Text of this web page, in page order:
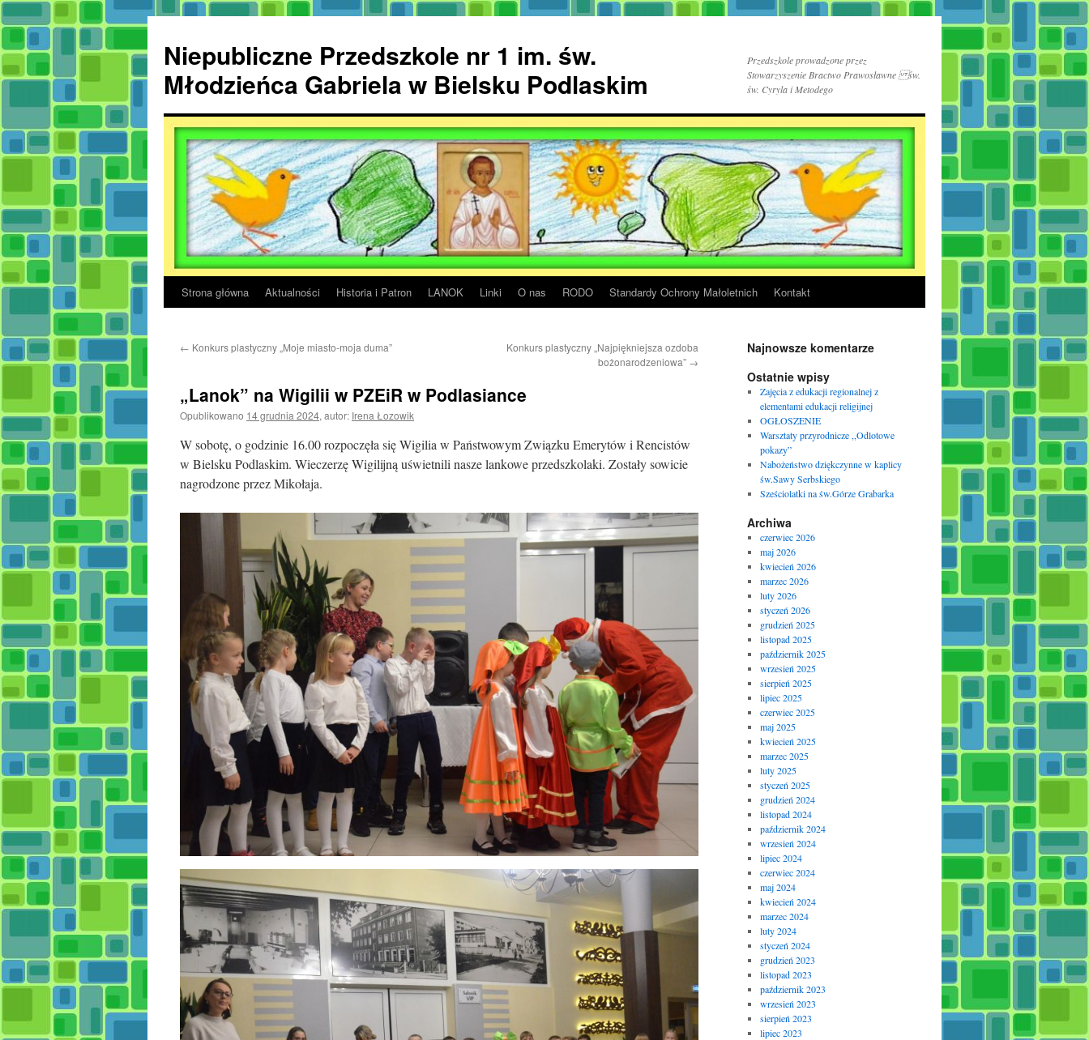
treści
Niepubliczne Przedszkole nr 1 im. św.
Młodzieńca Gabriela w Bielsku Podlaskim
Przedszkole prowadzone przez
Stowarzyszenie Bractwo Prawosławne św.
św. Cyryla i Metodego
Strona główna Aktualności Historia i Patron LANOK Linki O nas RODO Standardy Ochrony Małoletnich Kontakt
← Konkurs plastyczny „Moje miasto-moja duma”
Konkurs plastyczny „Najpiękniejsza ozdoba
bożonarodzeniowa” →
„Lanok” na Wigilii w PZEiR w Podlasiance
Opublikowano 14 grudnia 2024, autor: Irena Łozowik
W sobotę, o godzinie 16.00 rozpoczęła się Wigilia w Państwowym Związku Emerytów i Rencistów
w Bielsku Podlaskim. Wieczerzę Wigilijną uświetnili nasze lankowe przedszkolaki. Zostały sowicie
nagrodzone przez Mikołaja.
Najnowsze komentarze
Ostatnie wpisy
Zajęcia z edukacji regionalnej z
elementami edukacji religijnej
OGŁOSZENIE
Warsztaty przyrodnicze ,,Odlotowe
pokazy”
Nabożeństwo dziękczynne w kaplicy
św.Sawy Serbskiego
Sześciolatki na św.Górze Grabarka
Archiwa
czerwiec 2026
maj 2026
kwiecień 2026
marzec 2026
luty 2026
styczeń 2026
grudzień 2025
listopad 2025
październik 2025
wrzesień 2025
sierpień 2025
lipiec 2025
czerwiec 2025
maj 2025
kwiecień 2025
marzec 2025
luty 2025
styczeń 2025
grudzień 2024
listopad 2024
październik 2024
wrzesień 2024
lipiec 2024
czerwiec 2024
maj 2024
kwiecień 2024
marzec 2024
luty 2024
styczeń 2024
grudzień 2023
listopad 2023
październik 2023
wrzesień 2023
sierpień 2023
lipiec 2023